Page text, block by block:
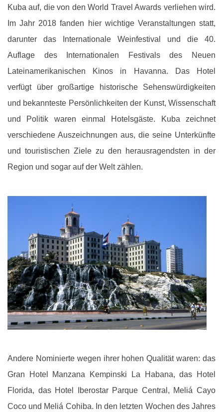
Kuba auf, die von den World Travel Awards verliehen wird.
Im Jahr 2018 fanden hier wichtige Veranstaltungen statt,
darunter das Internationale Weinfestival und die 40.
Auflage des Internationalen Festivals des Neuen
Lateinamerikanischen Kinos in Havanna. Das Hotel
verfügt über großartige historische Sehenswürdigkeiten
und bekannteste Persönlichkeiten der Kunst, Wissenschaft
und Politik waren einmal Hotelsgäste. Kuba zeichnet
verschiedene Auszeichnungen aus, die seine Unterkünfte
und touristischen Ziele zu den herausragendsten in der
Region und sogar auf der Welt zählen.
Andere Nominierte wegen ihrer hohen Qualität waren: das
Gran Hotel Manzana Kempinski La Habana, das Hotel
Florida, das Hotel Iberostar Parque Central, Meliá Cayo
Coco und Meliá Cohiba. In den letzten Wochen des Jahres